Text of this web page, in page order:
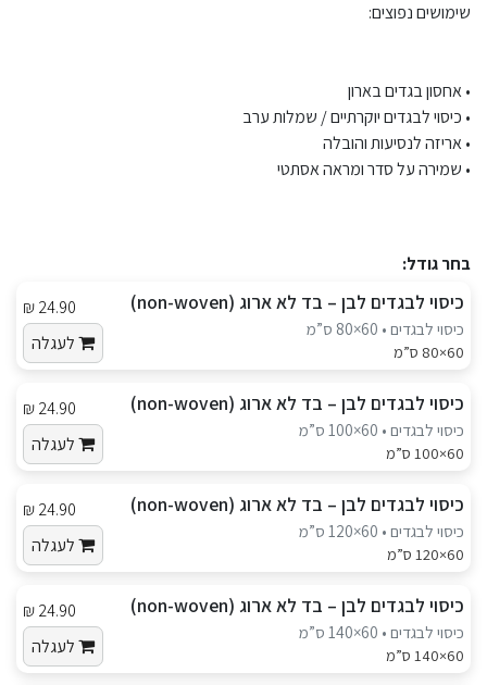
שימושים נפוצים:
• אחסון בגדים בארון
• כיסוי לבגדים יוקרתיים / שמלות ערב
• אריזה לנסיעות והובלה
• שמירה על סדר ומראה אסתטי
בחר גודל:
כיסוי לבגדים לבן – בד לא ארוג (non-woven)
כיסוי לבגדים • 60×80 ס”מ
60×80 ס”מ
24.90 ₪
לעגלה
כיסוי לבגדים לבן – בד לא ארוג (non-woven)
כיסוי לבגדים • 60×100 ס”מ
60×100 ס”מ
24.90 ₪
לעגלה
כיסוי לבגדים לבן – בד לא ארוג (non-woven)
כיסוי לבגדים • 60×120 ס”מ
60×120 ס”מ
24.90 ₪
לעגלה
כיסוי לבגדים לבן – בד לא ארוג (non-woven)
כיסוי לבגדים • 60×140 ס”מ
60×140 ס”מ
24.90 ₪
לעגלה